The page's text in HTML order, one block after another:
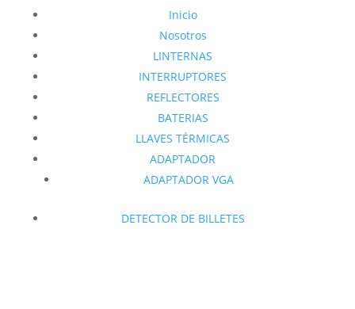
Inicio
Nosotros
LINTERNAS
INTERRUPTORES
REFLECTORES
BATERIAS
LLAVES TÉRMICAS
ADAPTADOR
ADAPTADOR VGA
DETECTOR DE BILLETES